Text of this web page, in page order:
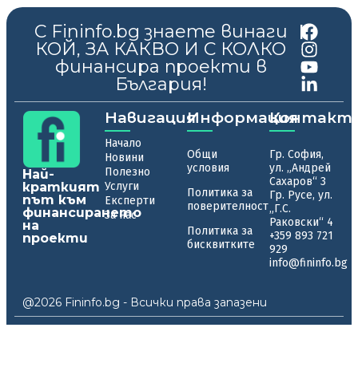
С Fininfo.bg знаете винаги
КОЙ, ЗА КАКВО И С КОЛКО
финансира проекти в
България!
|
Най-
краткият
път към
финансирането
на
проекти
Навигация
Начало
Новини
Полезно
Услуги
Експерти
За нас
Информация
Общи
условия
Политика за
поверителност
Политика за
бисквитките
Гр. София,
ул. „Андрей
Сахаров“ 3
Гр. Русе, ул.
„Г.С.
Раковски“ 4
+359 893 721
929
info@fininfo.bg
@2026 Fininfo.bg - Всички права запазени